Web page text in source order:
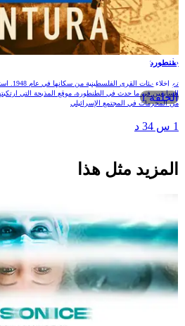
الحلقة 1
طنطورة
تم إخلاء مئات
السابقين في ما حدث في الطنطورة، موقع المذبحة التي ارتكبتها
من المحرمات في المجتمع الإسرائيلي
المزيد مثل هذا